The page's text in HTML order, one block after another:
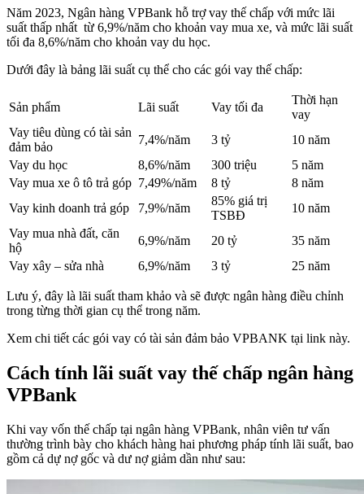
Năm 2023, Ngân hàng VPBank hỗ trợ vay thế chấp với mức lãi
suất thấp nhất từ 6,9%/năm cho khoản vay mua xe, và mức lãi suất
tối đa 8,6%/năm cho khoản vay du học.
Dưới đây là bảng lãi suất cụ thể cho các gói vay thế chấp:
Sản phẩm Lãi suất Vay tối đa
Thời hạn
vay
Vay tiêu dùng có tài sản
đảm bảo
7,4%/năm 3 tỷ
10 năm
Vay du học
8,6%/năm 300 triệu
5 năm
Vay mua xe ô tô trả góp 7,49%/năm 8 tỷ
8 năm
Vay kinh doanh trả góp
7,9%/năm
85% giá trị
TSBĐ
10 năm
Vay mua nhà đất, căn
hộ
6,9%/năm 20 tỷ
35 năm
Vay xây – sửa nhà
6,9%/năm 3 tỷ 25 năm
Lưu ý, đây là lãi suất tham khảo và sẽ được ngân hàng điều chỉnh
trong từng thời gian cụ thể trong năm.
Xem chi tiết các gói vay có tài sản đảm bảo VPBANK tại link này.
Cách tính lãi suất vay thế chấp ngân hàng
VPBank
Khi vay vốn thế chấp tại ngân hàng VPBank, nhân viên tư vấn
thường trình bày cho khách hàng hai phương pháp tính lãi suất, bao
gồm cả dự nợ gốc và dư nợ giảm dần như sau: